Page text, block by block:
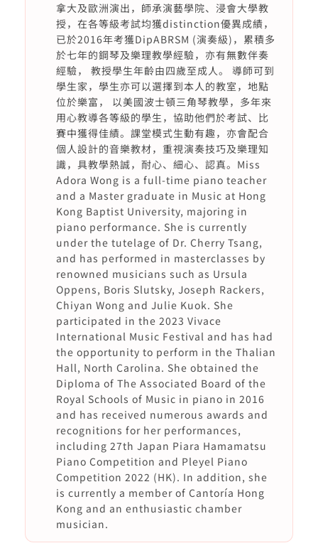
拿大及歐洲演出，師承演藝學院、浸會大學教
授，在各等級考試均獲distinction優異成績，
已於2016年考獲DipABRSM (演奏級)，累積多
於七年的鋼琴及樂理教學經驗，亦有無數伴奏
經驗， 教授學生年齡由四歲至成人。 導師可到
學生家，學生亦可以選擇到本人的教室，地點
位於樂富， 以美國波士頓三角琴教學，多年來
用心教導各等級的學生，協助他們於考試、比
賽中獲得佳績。課堂模式生動有趣，亦會配合
個人設計的音樂教材，重視演奏技巧及樂理知
識，具教學熱誠，耐心、細心、認真。Miss
Adora Wong is a full-time piano teacher
and a Master graduate in Music at Hong
Kong Baptist University, majoring in
piano performance. She is currently
under the tutelage of Dr. Cherry Tsang,
and has performed in masterclasses by
renowned musicians such as Ursula
Oppens, Boris Slutsky, Joseph Rackers,
Chiyan Wong and Julie Kuok. She
participated in the 2023 Vivace
International Music Festival and has had
the opportunity to perform in the Thalian
Hall, North Carolina. She obtained the
Diploma of The Associated Board of the
Royal Schools of Music in piano in 2016
and has received numerous awards and
recognitions for her performances,
including 27th Japan Piara Hamamatsu
Piano Competition and Pleyel Piano
Competition 2022 (HK). In addition, she
is currently a member of Cantoría Hong
Kong and an enthusiastic chamber
musician.